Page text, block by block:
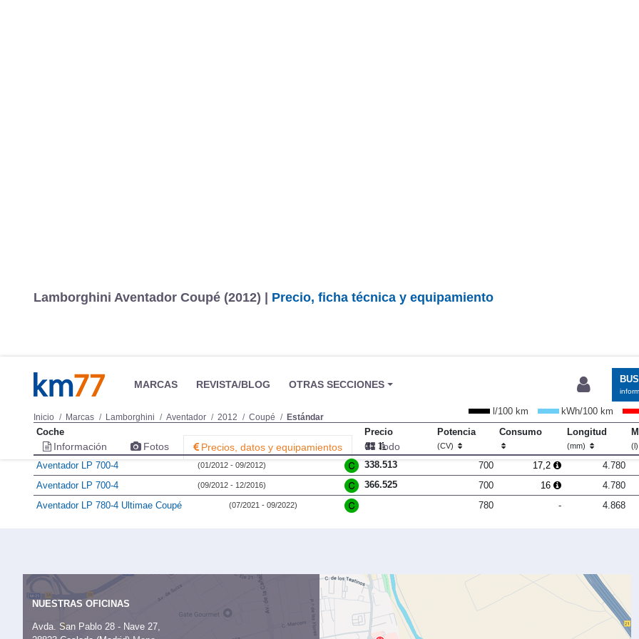
MARCAS REVISTA/BLOG OTRAS SECCIONES
Inicio Marcas Lamborghini Aventador 2012 Coupé Estándar
Información Fotos Precios, datos y equipamientos Todo
Lamborghini Aventador Coupé (2012) | Precio, ficha técnica y equipamiento
l/100 km kWh/100 km
Coche
Precio
(€)
Potencia
(CV)
Consumo Longitud
(mm) (l)
Aventador LP 700-4 (01/2012 - 09/2012) 338.513 700 17,2 4.780
Aventador LP 700-4
(09/2012 - 12/2016) 366.525 700 16 4.780
Aventador LP 780-4 Ultimae Coupé
(07/2021 - 09/2022) 780 - 4.868
NUESTRAS OFICINAS
Avda. San Pablo 28 - Nave 27,